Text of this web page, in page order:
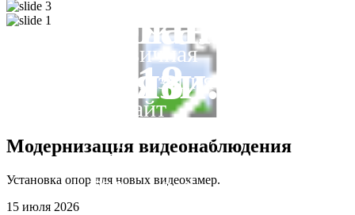
На сайт
организации №
18!
на
связи.
Задать
интересующие
№18
Всеволожский
район, Заневское
Первичная
организация №
Всеволожской
РОО
Всероссийского
Модернизация видеонаблюдения
Установка опор для новых видеокамер.
15 июля 2026